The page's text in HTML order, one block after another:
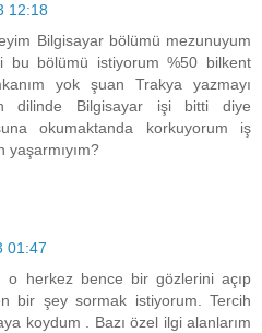
12:18
Bilgisayar bölümü mezunuyum
bu bölümü istiyorum %50 bilkent
yok şuan Trakya yazmayı
dilinde Bilgisayar işi bitti diye
okumaktanda korkuyorum iş
yaşarmıyım?
01:47
o herkez bence bir gözlerini açıp
bir şey sormak istiyorum. Tercih
koydum . Bazı özel ilgi alanlarım